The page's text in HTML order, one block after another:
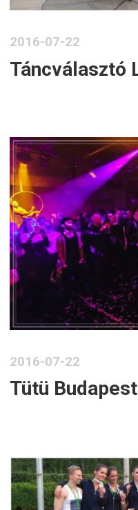
2016-07-22
Táncválasztó
2016-07-22
Tütü Budapest